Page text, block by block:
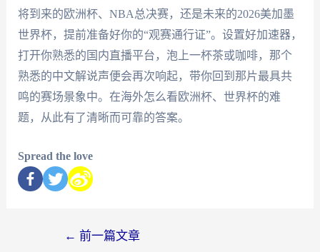
将到来的欧洲杯、NBA总决赛，还是未来的2026美加墨
世界杯，提前准备好你的“观赛通行证”。设置好加速器，
打开你熟悉的国内直播平台，泡上一杯茶或咖啡，那个
熟悉的中文解说声便会再次响起，带你回到那片最具共
鸣的赛场景象中。在海外怎么看欧洲杯、世界杯的难
题，从此有了清晰而可靠的答案。
Spread the love
← 前一篇文章